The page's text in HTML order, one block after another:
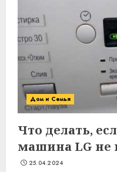
Дом и Семья
Что делать,
машина LG не
25.04.2024